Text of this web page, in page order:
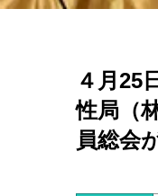
４月25
性局（
員総会